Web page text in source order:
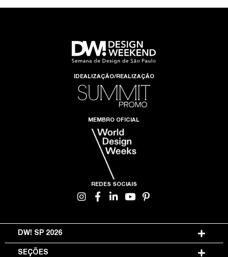
IDEALIZAÇÃO/REALIZAÇÃO
MEMBRO OFICIAL
REDES SOCIAIS
DW! SP 2026
SEÇÕES